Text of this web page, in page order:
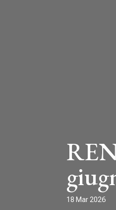
18 Mar 2026